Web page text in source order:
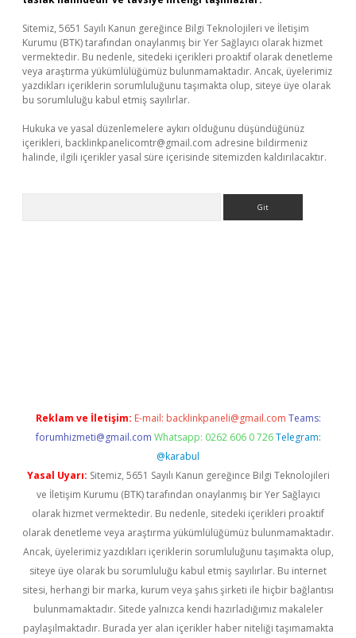
Sitemiz, 5651 Sayılı Kanun gereğince Bilgi Teknolojileri ve İletişim
Kurumu (BTK) tarafından onaylanmış bir Yer Sağlayıcı olarak hizmet
vermektedir. Bu nedenle, sitedeki içerikleri proaktif olarak denetleme
veya araştırma yükümlülüğümüz bulunmamaktadır. Ancak, üyelerimiz
yazdıkları içeriklerin sorumluluğunu taşımakta olup, siteye üye olarak
bu sorumluluğu kabul etmiş sayılırlar.
Hukuka ve yasal düzenlemelere aykırı olduğunu düşündüğünüz
içerikleri, backlinkpanelicomtr@gmail.com adresine bildirmeniz
halinde, ilgili içerikler yasal süre içerisinde sitemizden kaldırılacaktır.
Reklam ve İletişim: E-mail: backlinkpaneli@gmail.com Teams:
forumhizmeti@gmail.com Whatsapp: 0262 606 0 726 Telegram:
@karabul
Yasal Uyarı: Sitemiz, 5651 Sayılı Kanun gereğince Bilgi Teknolojileri
ve İletişim Kurumu (BTK) tarafından onaylanmış bir Yer Sağlayıcı
olarak hizmet vermektedir. Bu nedenle, sitedeki içerikleri proaktif
olarak denetleme veya araştırma yükümlülüğümüz bulunmamaktadır.
Ancak, üyelerimiz yazdıkları içeriklerin sorumluluğunu taşımakta olup,
siteye üye olarak bu sorumluluğu kabul etmiş sayılırlar. Bu internet
sitesi, herhangi bir marka, kurum veya şahıs şirketi ile hiçbir bağlantısı
bulunmamaktadır. Sitede yalnızca kendi hazırladığımız makaleler
paylaşılmaktadır. Burada yer alan içerikler haber niteliği taşımamakta